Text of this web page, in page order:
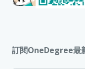
訂閱OneDegree最